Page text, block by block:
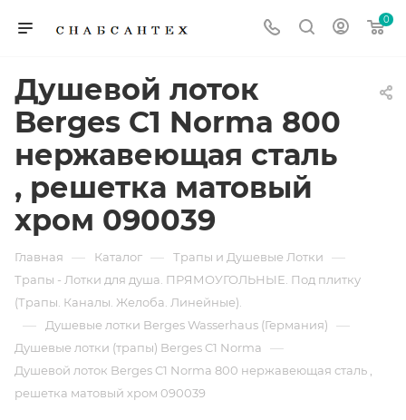
0
Душевой лоток
Berges C1 Norma 800
нержавеющая сталь
, решетка матовый
хром 090039
Главная — Каталог — Трапы и Душевые Лотки —
Трапы - Лотки для душа. ПРЯМОУГОЛЬНЫЕ. Под плитку
(Трапы. Каналы. Желоба. Линейные).
— Душевые лотки Berges Wasserhaus (Германия) —
Душевые лотки (трапы) Berges C1 Norma —
Душевой лоток Berges C1 Norma 800 нержавеющая сталь ,
решетка матовый хром 090039